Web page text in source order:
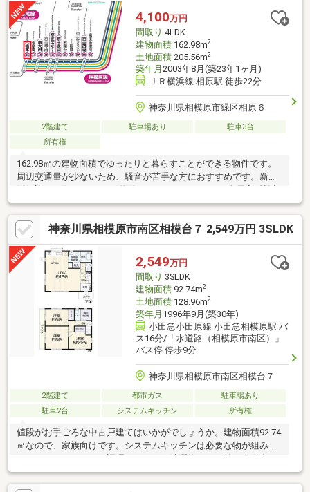
4,100万円
間取り 4LDK
建物面積162.98m2
土地面積205.56m2
築年月 2003年8月(築23年1ヶ月)
ＪＲ横浜線 相原駅 徒歩22分
神奈川県相模原市緑区相原６
2階建て 駐車場あり
駐車3台
所有権
162.98㎡の建物面積でゆったりと暮らすことができる物件です。
周辺交通量が少ないため、騒音が苦手な方におすすめです。新生
上なら、家族連れでも広々と使えます。和室だと人数の多い来客
があっても対応することが出来ます。こちらの物件は閑静な住宅
地にあります。電車も2路線が利用圏内にあるので、通勤通学にも
便利です。
神奈川県相模原市南区相模台７ 2,549万円 3SLDK
2,549万円
間取り 3SLDK
建物面積92.74m2
土地面積128.96m2
築年月 1996年9月(築30年)
小田急小田原線 小田急相模原駅 バ
ス16分/「水道路（相模原市南区）」
バス停 停歩9分
神奈川県相模原市南区相模台７
2階建て 都市ガス
駐車場あり
駐車2台
システムキッチン 所有権
値段がお手ごろな中古戸建てはいかがでしょうか。建物面積92.74
㎡なので、家族向けです。システムキッチンは必要な物が組み込
まれているため、すぐ調理できます。洗濯物がよく乾く南東向き
がオススメポイントです。広い庭付きなので、お子様にストレス
を感じさせることもありません。靴好きの方には嬉しい、シュー